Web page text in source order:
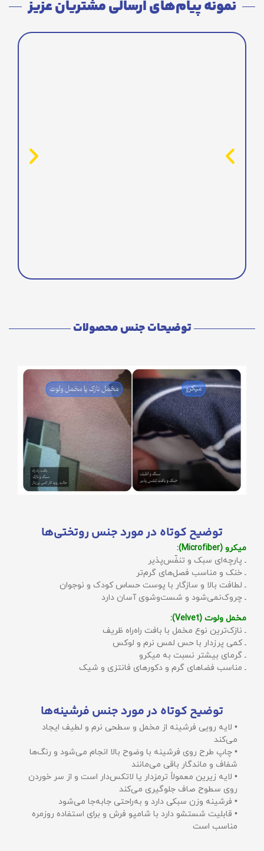
نمونه پیام‌های ارسالی مشتریان عزیز
توضیحات جنس محصولات
توضیح کوتاه در مورد جنس روتختی‌ها
میکرو (Microfiber):
ـ پارچه‌ای سبک و تنفّس‌پذیر
ـ خنک و مناسب فصل‌های گرم‌تر
ـ لطافت بالا و سازگار با پوست حساس کودک و نوجوان
ـ چروک‌نمی‌شود و شست‌وشوی آسان دارد
مخمل ولوت (Velvet):
ـ نازک‌ترین نوع مخمل با بافت راه‌راه ظریف
ـ کمی پرزدار با حس لمس نرم و لوکس
ـ گرمای بیشتر نسبت به میکرو
ـ مناسب فضاهای گرم و دکورهای فانتزی و شیک
توضیح کوتاه در مورد جنس فرشینه‌ها
• لایه رویی فرشینه از مخمل و سطحی نرم و لطیف ایجاد
می‌کند
• چاپ طرح روی فرشینه با وضوح بالا انجام می‌شود و رنگ‌ها
شفاف و ماندگار باقی می‌مانند
• لایه زیرین معمولاً ترمزدار یا لاتکس‌دار است و از سر خوردن
روی سطوح صاف جلوگیری می‌کند
• فرشینه وزن سبکی دارد و به‌راحتی جابه‌جا می‌شود
• قابلیت شستشو دارد با شامپو فرش و برای استفاده روزمره
مناسب است